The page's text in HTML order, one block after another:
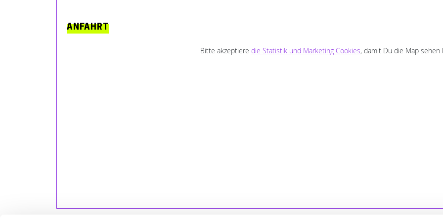
ANFAHRT
Bitte akzeptiere die Statistik und Marketing Cookies, damit Du die Map sehen